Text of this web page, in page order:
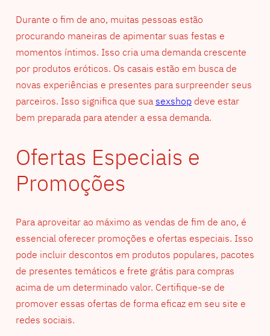
Durante o fim de ano, muitas pessoas estão
procurando maneiras de apimentar suas festas e
momentos íntimos. Isso cria uma demanda crescente
por produtos eróticos. Os casais estão em busca de
novas experiências e presentes para surpreender seus
parceiros. Isso significa que sua sexshopdeve estar
bem preparada para atender a essa demanda.
Ofertas Especiais e
Promoções
Para aproveitar ao máximo as vendas de fim de ano, é
essencial oferecer promoções e ofertas especiais. Isso
pode incluir descontos em produtos populares, pacotes
de presentes temáticos e frete grátis para compras
acima de um determinado valor. Certifique-se de
promover essas ofertas de forma eficaz em seu site e
redes sociais.